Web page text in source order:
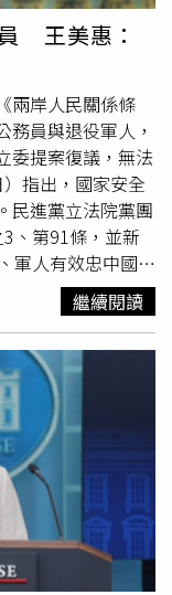
如果能結束烏克
力處理來自印太
Lindsay
會影響中國對台
果美國能有效結
但若戰事持續，美
強化印太軍事部
險。報導中提到，
力、脅迫或強制
強調，這是美國自
不會改變。但若
全力防止這種情況
比歐表示，中國崛
的局勢，就必須
關稅政策的主
括稀土、藥品等
控制。在亞太布局
，與區域內如日
逐出印太。
王美惠：
兩岸人民關係條
員與退役軍人，
委提案復議，無法
指出，國家安全
民進黨立法院黨團
、第91條，並新
軍人有效忠中國、
部退休金；對於公
校長若鼓吹武統，
王美惠強調，這項
能讓吃台灣米、
，提案目的在於
的法源依據，並
出復議阻擋法案
」，認為這種關係
。「人民看得一
國會應回歸民主討
呼籲各黨派應本於
繼續閱讀